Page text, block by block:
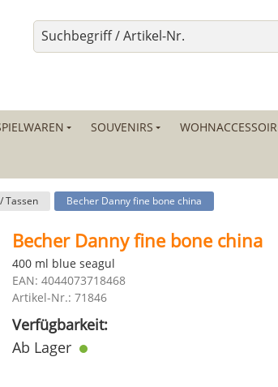
SOUVENIRS
Tassen Becher Danny fine bone china
Becher Danny fine bone china
400 ml blue seagul
EAN: 4044073718468
Artikel-Nr.: 71846
Verfügbarkeit:
Ab Lager